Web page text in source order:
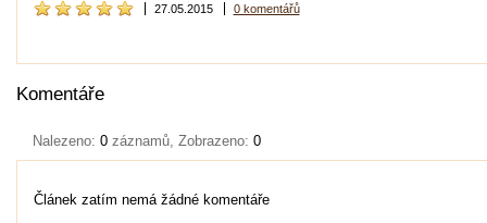
27.05.2015 0 komentářů
Komentáře
Nalezeno: 0 záznamů, Zobrazeno: 0
Článek zatím nemá žádné komentáře